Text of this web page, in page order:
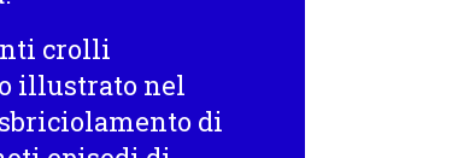
crolli
illustrato nel
di